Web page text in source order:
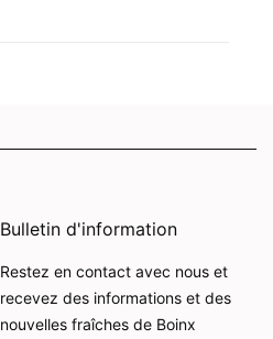
Bulletin d'information
Restez en contact avec nous et
recevez des informations et des
nouvelles fraîches de Boinx